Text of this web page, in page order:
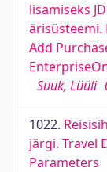
lisamiseks
ärisüsteemi.
Add
Suuk, Lüüli
1022.
järgi. Travel
Parameters